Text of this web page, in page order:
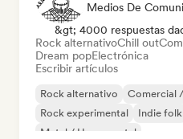
Medios De
&gt; 4000 respuestas
Rock alternativoChill out
Dream popElectrónica
Escribir artículos
Rock alternativo Comercial
Rock experimental
Indie folk
Metal / Heavy metal